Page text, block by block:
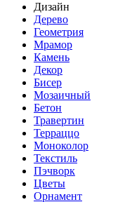
Дизайн
Дерево
Геометрия
Мрамор
Камень
Декор
Бисер
Мозаичный
Бетон
Травертин
Терраццо
Моноколор
Текстиль
Пэчворк
Цветы
Орнамент